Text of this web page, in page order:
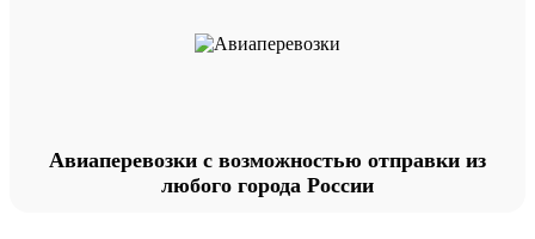
Авиаперевозки с возможностью отправки из
любого города России